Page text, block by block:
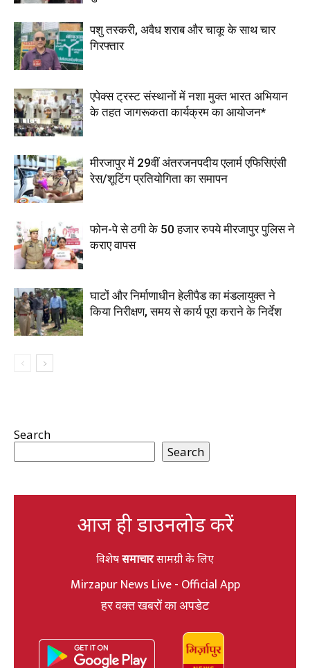
पशु तस्करी, अवैध शराब और चाकू के साथ चार
गिरफ्तार
एपेक्स ट्रस्ट संस्थानों में नशा मुक्त भारत अभियान
के तहत जागरूकता कार्यक्रम का आयोजन*
मीरजापुर में 29वीं अंतरजनपदीय एलार्म एफिसिएंसी
रेस/शूटिंग प्रतियोगिता का समापन
फोन-पे से ठगी के 50 हजार रुपये मीरजापुर पुलिस ने
कराए वापस
घाटों और निर्माणाधीन हेलीपैड का मंडलायुक्त ने
किया निरीक्षण, समय से कार्य पूरा कराने के निर्देश
Search
Search
आज ही डाउनलोड करें
विशेषसमाचारसामग्री के लिए
Mirzapur News Live - Official App
हर वक्त खबरों का अपडेट